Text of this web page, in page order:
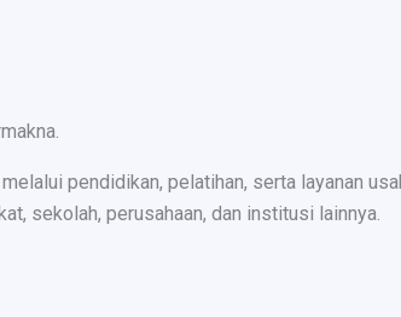
pendidikan, pelatihan, serta layanan
sekolah, perusahaan, dan institusi lainnya.